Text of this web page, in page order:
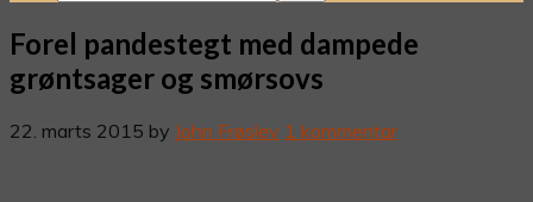
Forel pandestegt med dampede
grøntsager og smørsovs
22. marts 2015 by John Frøslev 1 kommentar